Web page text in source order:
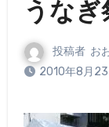
うなぎ
投稿者 お
2010年8月23